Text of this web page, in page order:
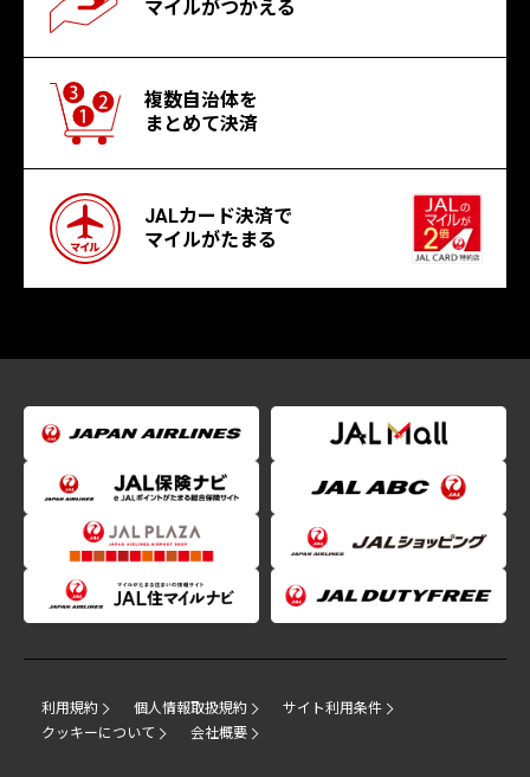
マイルがつかえる
複数自治体を
まとめて決済
JALカード決済で
マイルがたまる
利用規約 個人情報取扱規約
サイト利用条件
クッキーについて
会社概要